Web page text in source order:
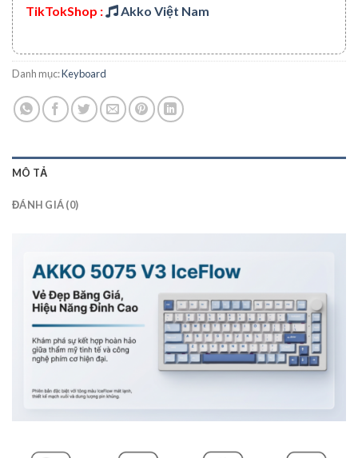
TikTokShop :
Akko Việt Nam
Danh mục:Keyboard
MÔ TẢ
ĐÁNH GIÁ (0)